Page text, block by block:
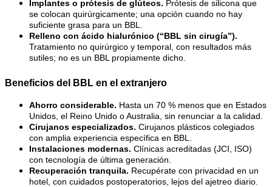
Implantes o prótesis de glúteos. Prótesis de silicona que
se colocan quirúrgicamente; una opción cuando no hay
suficiente grasa para un BBL.
Tratamiento no quirúrgico y temporal, con resultados más
sutiles; no es un BBL propiamente dicho.
Beneficios del BBL en el extranjero
Ahorro considerable. Hasta un 70 % menos que en Estados
Unidos, el Reino Unido o Australia, sin renunciar a la calidad.
Cirujanos especializados. Cirujanos plásticos colegiados
con amplia experiencia específica en BBL.
Instalaciones modernas. Clínicas acreditadas (JCI, ISO)
con tecnología de última generación.
Recuperación tranquila. Recupérate con privacidad en un
hotel, con cuidados postoperatorios, lejos del ajetreo diario.